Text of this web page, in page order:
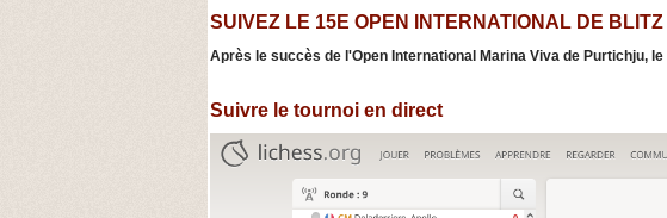
SUIVEZ LE 15E OPEN INTERNATIONAL DE
Après le succès de l'Open International Marina Viva de Purtichju,
Suivre le tournoi en direct